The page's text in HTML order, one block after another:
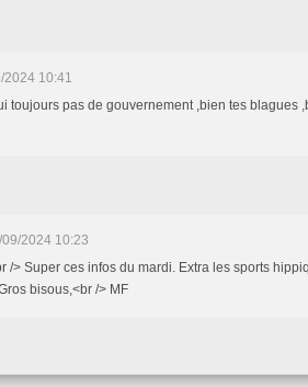
2024 10:41
toujours pas de gouvernement ,bien tes blagues
09/2024 10:23
/> Super ces infos du mardi. Extra les sports
bisous,<br /> MF